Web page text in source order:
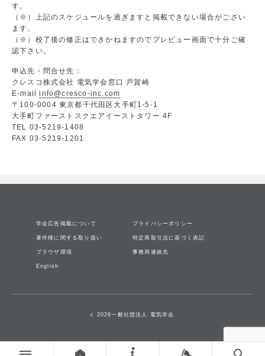
す。
（※）上記のスケジュールを過ぎますと掲載できない場合がござい
ます。
（※）校了後の修正はできかねますのでプレビュー画面で十分ご確
認下さい。
申込先・問合せ先：
クレスコ株式会社 電気学会窓口 戸賀崎
E-mailinfo@cresco-inc.com
〒100-0004 東京都千代田区大手町1-5-1
大手町ファーストスクエアイーストタワー 4F
TEL 03-5219-1408
FAX 03-5219-1201
学会広告掲載について プライバシーポリシー
著作権に関する取り扱い 特定商取引法に基づく表記
ブラウザ環境 事務局連絡先
English
c 2026一般社団法人 電気学会